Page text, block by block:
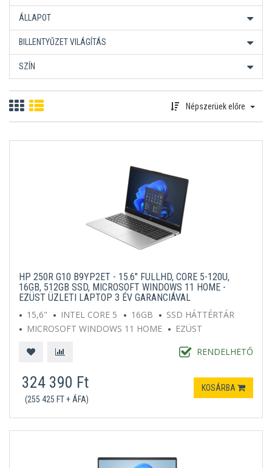
ÁLLAPOT
BILLENTYŰZET VILÁGÍTÁS
SZÍN
Népszerüek előre
HP 250R G10 B9YP2ET - 15.6" FULLHD, CORE 5-120U,
16GB, 512GB SSD, MICROSOFT WINDOWS 11 HOME -
EZÜST ÜZLETI LAPTOP 3 ÉV GARANCIÁVAL
15,6"
INTEL CORE 5 16GB
SSD HÁTTÉRTÁR
MICROSOFT WINDOWS 11 HOME
EZÜST
RENDELHETŐ
324 390 Ft
(255 425 FT + ÁFA)
KOSÁRBA